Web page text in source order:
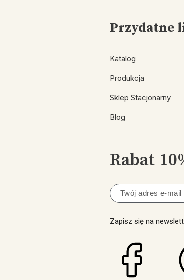
Przydatne
Katalog
Produkcja
Sklep Stacjonarny
Blog
Rabat
Zapisz się na